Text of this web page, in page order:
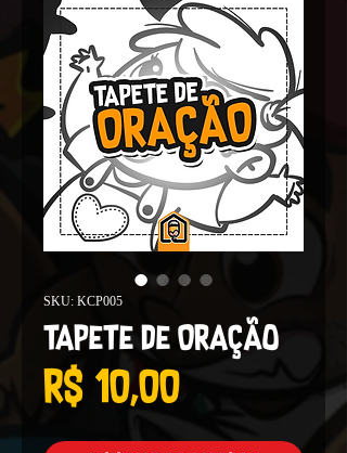
SKU: KCP005
Tapete de Oração
R$ 10,00Preço